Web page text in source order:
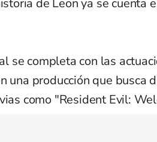
se completa con las
una producción que busca
como "Resident Evil: